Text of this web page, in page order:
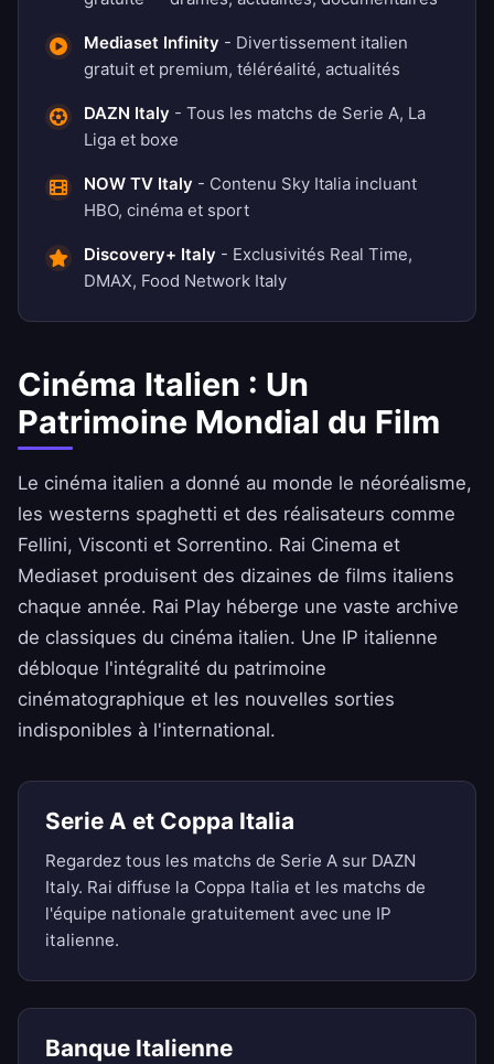
Mediaset Infinity - Divertissement italien
gratuit et premium, téléréalité, actualités
DAZN Italy - Tous les matchs de Serie A, La
Liga et boxe
NOW TV Italy - Contenu Sky Italia incluant
HBO, cinéma et sport
Discovery+ Italy - Exclusivités Real Time,
DMAX, Food Network Italy
Cinéma Italien : Un
Patrimoine Mondial du Film
Le cinéma italien a donné au monde le néoréalisme,
les westerns spaghetti et des réalisateurs comme
Fellini, Visconti et Sorrentino. Rai Cinema et
Mediaset produisent des dizaines de films italiens
chaque année. Rai Play héberge une vaste archive
de classiques du cinéma italien. Une IP italienne
débloque l'intégralité du patrimoine
cinématographique et les nouvelles sorties
indisponibles à l'international.
Serie A et Coppa Italia
Regardez tous les matchs de Serie A sur DAZN
Italy. Rai diffuse la Coppa Italia et les matchs de
l'équipe nationale gratuitement avec une IP
italienne.
Banque Italienne